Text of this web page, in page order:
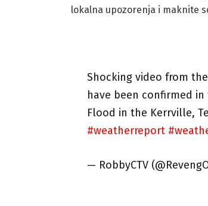
lokalna upozorenja i maknite
Shocking video from
have been confirmed
Flood in the Kerrville,
#weatherreport
— RobbyCTV